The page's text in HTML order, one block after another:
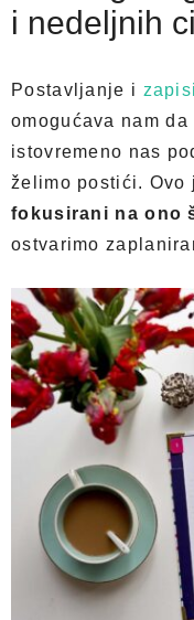
i nedeljnih
Postavljanje i
omogućava nam
istovremeno nas
želimo postići. Ovo
fokusirani na ono
ostvarimo